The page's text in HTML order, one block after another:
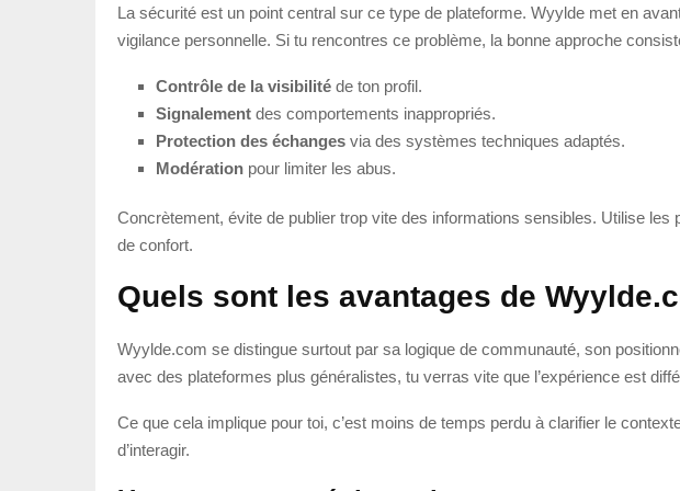
La sécurité est un point central sur ce type de plateforme. Wyylde met en
vigilance personnelle. Si tu rencontres ce problème, la bonne approche
Contrôle de la visibilité de ton profil.
Signalement des comportements inappropriés.
Protection des échanges via des systèmes techniques adaptés.
Modération pour limiter les abus.
Concrètement, évite de publier trop vite des informations sensibles. Utilise
de confort.
Quels sont les avantages de
Wyylde.com se distingue surtout par sa logique de communauté, son
avec des plateformes plus généralistes, tu verras vite que l’expérience est
Ce que cela implique pour toi, c’est moins de temps perdu à clarifier le
d’interagir.